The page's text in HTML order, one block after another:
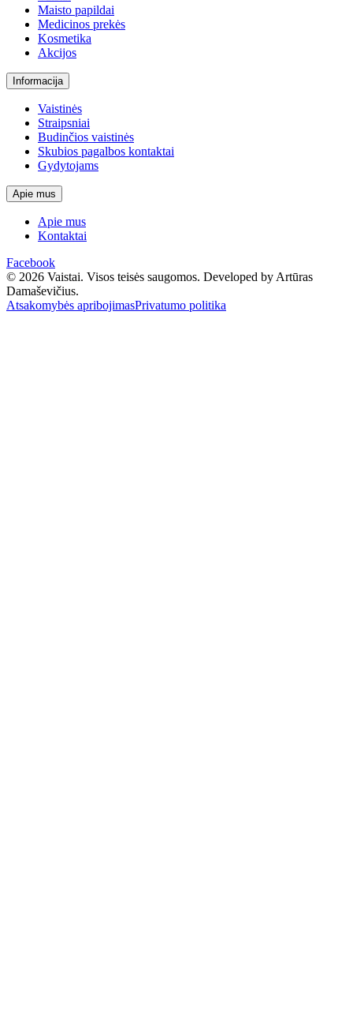
Maisto papildai
Medicinos prekės
Kosmetika
Akcijos
Informacija
Vaistinės
Straipsniai
Budinčios vaistinės
Skubios pagalbos kontaktai
Gydytojams
Apie mus
Apie mus
Kontaktai
Facebook
© 2026 Vaistai. Visos teisės saugomos. Developed by Artūras
Damaševičius.
Atsakomybės apribojimasPrivatumo politika